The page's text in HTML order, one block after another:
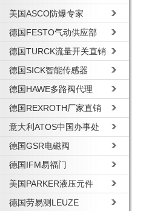
美国ASCO防爆专家
德国FESTO气动供应部
德国TURCK流量开关直销
德国SICK智能传感器
德国HAWE多路阀代理
德国REXROTH厂家直销
意大利ATOS中国办事处
德国GSR电磁阀
德国IFM易福门
美国PARKER液压元件
德国劳易测LEUZE